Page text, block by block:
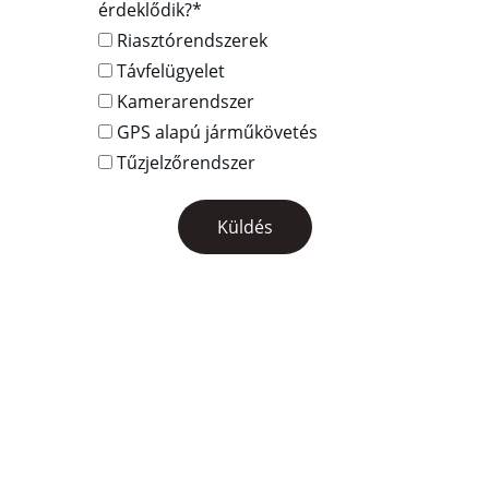
érdeklődik?*
Riasztórendszerek
Távfelügyelet
Kamerarendszer
GPS alapú járműkövetés
Tűzjelzőrendszer
Küldés